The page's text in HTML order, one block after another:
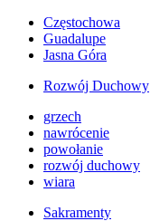
Częstochowa
Guadalupe
Jasna Góra
Rozwój Duchowy
grzech
nawrócenie
powołanie
rozwój duchowy
wiara
Sakramenty